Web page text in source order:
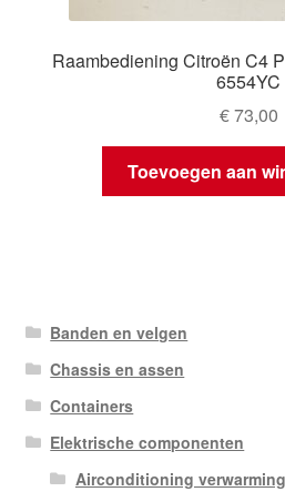
Raambediening Citroën C4
6554YC
€73,00
Toevoegen aan
Banden en velgen
Chassis en assen
Containers
Elektrische componenten
Airconditioning